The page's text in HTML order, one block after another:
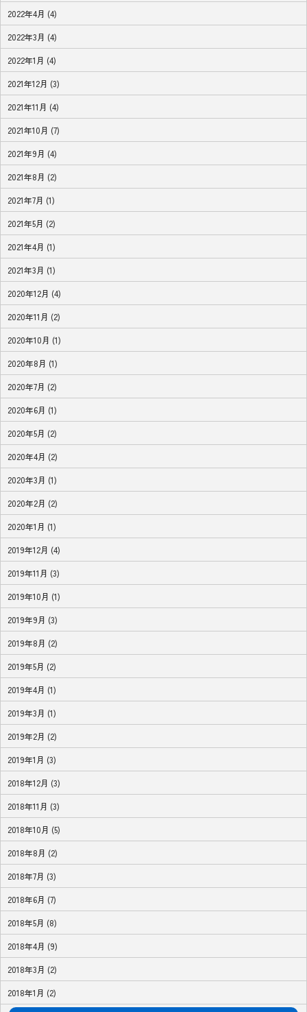
2022年4月 (4)
2022年3月 (4)
2022年1月 (4)
2021年12月 (3)
2021年11月 (4)
2021年10月 (7)
2021年9月 (4)
2021年8月 (2)
2021年7月 (1)
2021年5月 (2)
2021年4月 (1)
2021年3月 (1)
2020年12月 (4)
2020年11月 (2)
2020年10月 (1)
2020年8月 (1)
2020年7月 (2)
2020年6月 (1)
2020年5月 (2)
2020年4月 (2)
2020年3月 (1)
2020年2月 (2)
2020年1月 (1)
2019年12月 (4)
2019年11月 (3)
2019年10月 (1)
2019年9月 (3)
2019年8月 (2)
2019年5月 (2)
2019年4月 (1)
2019年3月 (1)
2019年2月 (2)
2019年1月 (3)
2018年12月 (3)
2018年11月 (3)
2018年10月 (5)
2018年8月 (2)
2018年7月 (3)
2018年6月 (7)
2018年5月 (8)
2018年4月 (9)
2018年3月 (2)
2018年1月 (2)